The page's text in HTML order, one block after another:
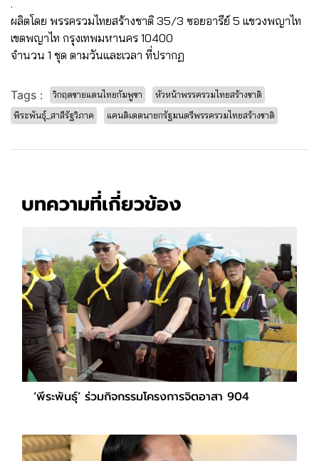
.
ผลิตโดย พรรครวมไทยสร้างชาติ 35/3 ซอยอารีย์ 5 แขวงพญาไท
เขตพญาไท กรุงเทพมหานคร 10400
จำนวน 1 ชุด ตามวันและเวลา ที่ปรากฏ
Tags : วิกฤตชายแดนไทยกัมพูชา
หัวหน้าพรรครวมไทยสร้างชาติ
พีระพันธุ์_สาลีรัฐวิภาค
แคนดิเดตนายกรัฐมนตรีพรรครวมไทยสร้างชาติ
บทความที่เกี่ยวข้อง
‘พีระพันธุ์’ ร่วมกิจกรรมโครงการจิตอาสา 904